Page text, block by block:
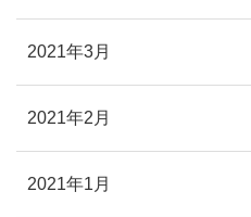
2021年3月
2021年2月
2021年1月